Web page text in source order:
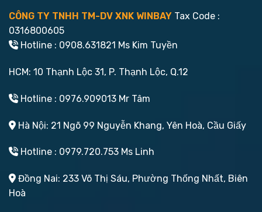
CÔNG TY TNHH TM-DV XNK WINBAY Tax Code :
0316800605
Hotline : 0908.631821 Ms Kim Tuyền
HCM: 10 Thạnh Lộc 31, P. Thạnh Lộc, Q.12
Hotline : 0976.909013 Mr Tâm
Hà Nội: 21 Ngõ 99 Nguyễn Khang, Yên Hoà, Cầu Giấy
Hotline : 0979.720.753 Ms Linh
Đồng Nai: 233 Võ Thị Sáu, Phường Thống Nhất, Biên
Hoà